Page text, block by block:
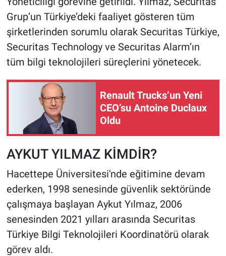
Grup’un Türkiye’deki faaliyet gösteren tüm
şirketlerinden sorumlu olarak Securitas Türkiye,
Securitas Technology ve Securitas Alarm’ın
tüm bilgi teknolojileri süreçlerini yönetecek.
Renault Trucks’un Yeni
CEO’su Antoine Duclaux
Oldu
AYKUT YILMAZ KİMDİR?
Hacettepe Üniversitesi'nde eğitimine devam
ederken, 1998 senesinde güvenlik sektöründe
çalışmaya başlayan Aykut Yılmaz, 2006
senesinden 2021 yılları arasında Securitas
Türkiye Bilgi Teknolojileri Koordinatörü olarak
görev aldı.